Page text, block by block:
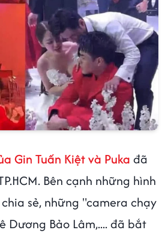
Gin Tuấn Kiệt và Puka đã
Bên cạnh những hình
sẻ, những "camera chạy
Dương Bảo Lâm,.... đã bắt